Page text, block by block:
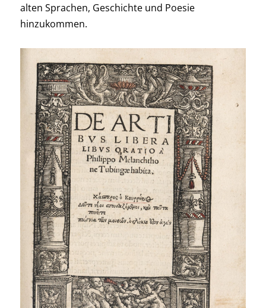
alten Sprachen, Geschichte und Poesie
hinzukommen.